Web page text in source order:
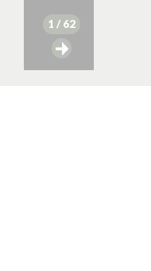
1 / 62